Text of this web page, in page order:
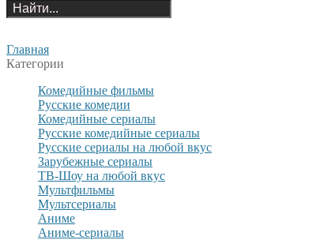
Главная
Категории
Комедийные фильмы
Русские комедии
Комедийные сериалы
Русские комедийные сериалы
Русские сериалы на любой вкус
Зарубежные сериалы
ТВ-Шоу на любой вкус
Мультфильмы
Мультсериалы
Аниме
Аниме-сериалы